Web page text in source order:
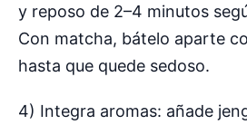
y reposo de 2–4 minutos
Con matcha, bátelo aparte
hasta que quede sedoso.
4) Integra aromas: añade